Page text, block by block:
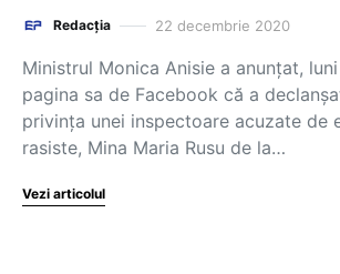
Redacția 22 decembrie 2020
Ministrul Monica Anisie a anunțat,
pagina sa de Facebook că a
privința unei inspectoare acuzate de
rasiste, Mina Maria Rusu de la…
Vezi articolul